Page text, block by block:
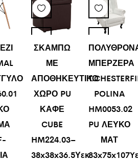
ΣΚΑΜΠΩ
ΜΕ
ΑΠΟΘΗΚΕΥΤΙΚΟ
ΧΩΡΟ PU
ΚΑΦΕ
CUBE
HM224.03–
38x38x36.5Υεκ.
ΜΠΕΡΖΕΡΑ
POLINA
HM0053.02
PU ΛΕΥΚΟ
ΜΑΤ